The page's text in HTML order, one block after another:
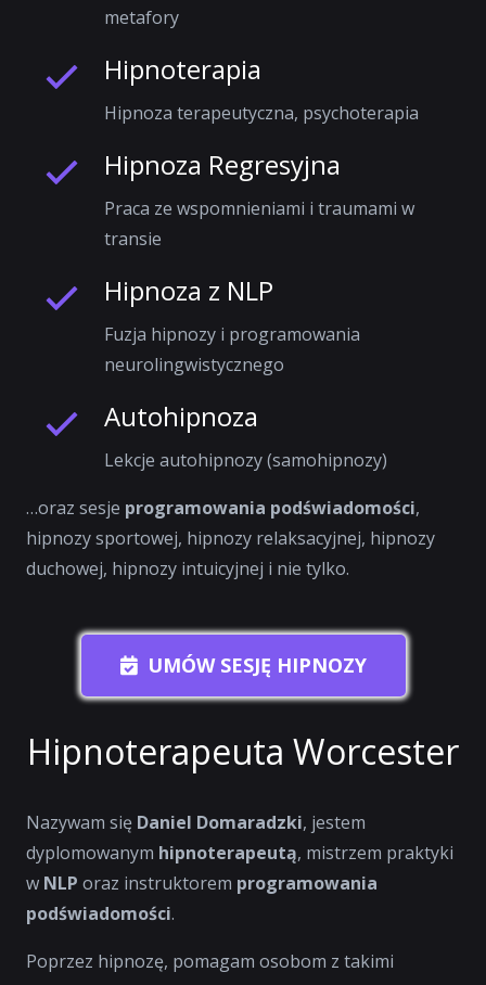
metafory
Hipnoterapia
Hipnoza terapeutyczna, psychoterapia
Hipnoza Regresyjna
Praca ze wspomnieniami i traumami w
transie
Hipnoza z NLP
Fuzja hipnozy i programowania
neurolingwistycznego
Autohipnoza
Lekcje autohipnozy (samohipnozy)
…oraz sesje programowania podświadomości,
hipnozy sportowej, hipnozy relaksacyjnej, hipnozy
duchowej, hipnozy intuicyjnej i nie tylko.
UMÓW SESJĘ HIPNOZY
Hipnoterapeuta Worcester
Nazywam się Daniel Domaradzki, jestem
dyplomowanym hipnoterapeutą, mistrzem praktyki
w NLP oraz instruktorem programowania
podświadomości.
Poprzez hipnozę, pomagam osobom z takimi